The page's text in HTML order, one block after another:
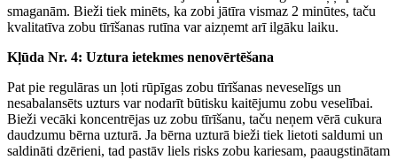
smaganām. Bieži tiek minēts, ka zobi jātīra vismaz 2 minūtes, taču
kvalitatīva zobu tīrīšanas rutīna var aizņemt arī ilgāku laiku.
Kļūda Nr. 4: Uztura ietekmes nenovērtēšana
Pat pie regulāras un ļoti rūpīgas zobu tīrīšanas neveselīgs un
nesabalansēts uzturs var nodarīt būtisku kaitējumu zobu veselībai.
Bieži vecāki koncentrējas uz zobu tīrīšanu, taču neņem vērā cukura
daudzumu bērna uzturā. Ja bērna uzturā bieži tiek lietoti saldumi un
saldināti dzērieni, tad pastāv liels risks zobu kariesam, paaugstinātam